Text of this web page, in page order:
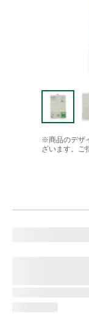
※商品のデザ
ざいます。ご